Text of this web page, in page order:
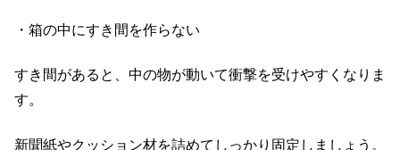
・箱の中にすき間を作らない
すき間があると、中の物が動いて衝撃を受けやすくなりま
す。
新聞紙やクッション材を詰めてしっかり固定しましょう。